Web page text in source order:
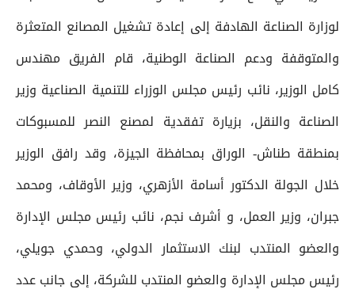
لوزارة الصناعة الهادفة إلى إعادة تشغيل المصانع المتعثرة
والمتوقفة ودعم الصناعة الوطنية، قام الفريق مهندس
كامل الوزير، نائب رئيس مجلس الوزراء للتنمية الصناعية وزير
الصناعة والنقل، بزيارة تفقدية لمصنع النصر للمسبوكات
بمنطقة طناش- الوراق بمحافظة الجيزة، وقد رافق الوزير
خلال الجولة الدكتور أسامة الأزهري، وزير الأوقاف، ومحمد
جبران، وزير العمل، و أشرف نجم، نائب رئيس مجلس الإدارة
والعضو المنتدب لبنك الاستثمار الدولي، وحمدي جويلي،
رئيس مجلس الإدارة والعضو المنتدب للشركة، إلى جانب عدد